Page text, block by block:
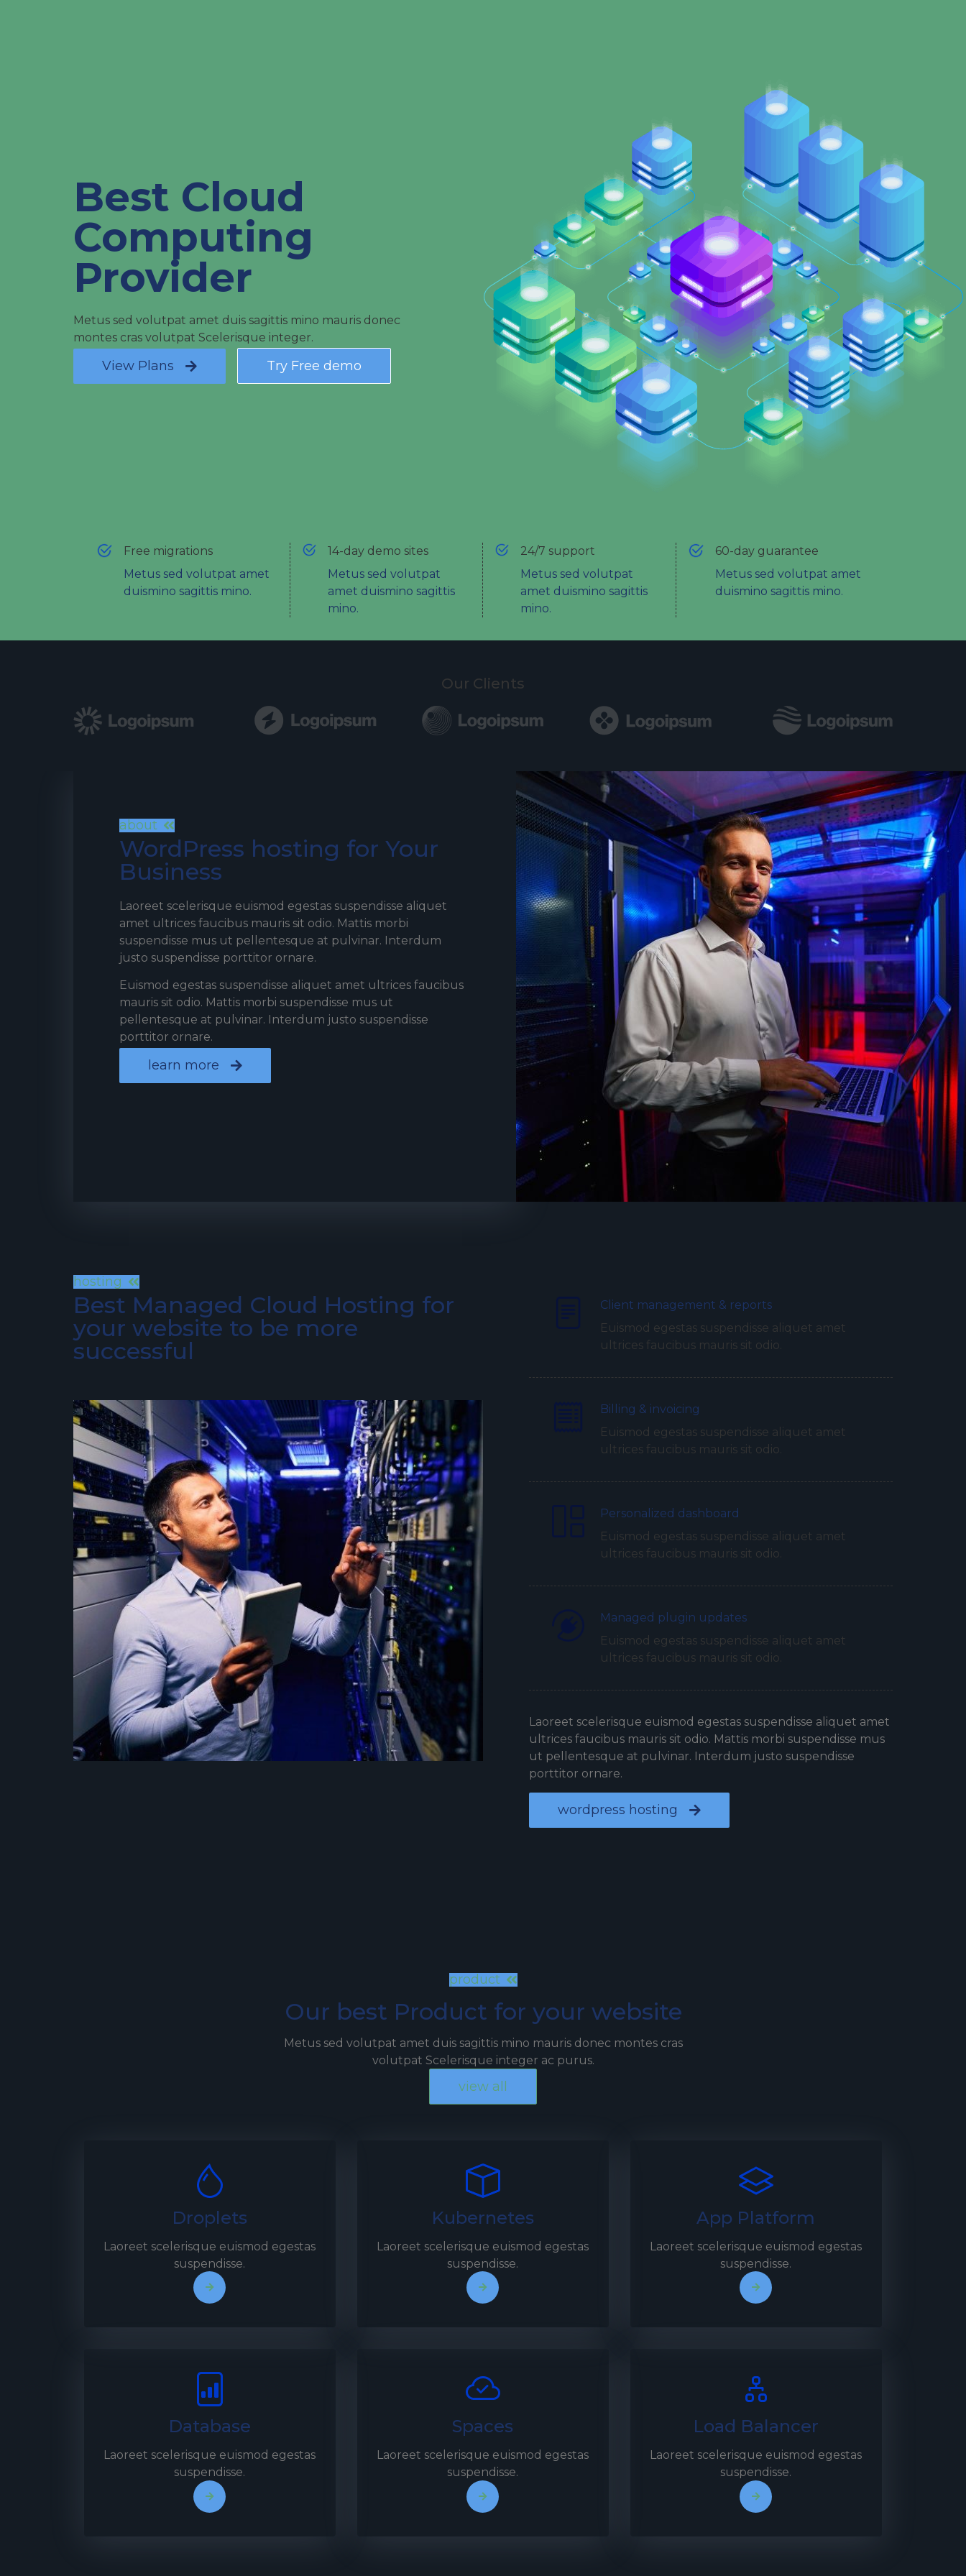
Best Cloud
Computing
Provider
Metus sed volutpat amet duis sagittis mino mauris donec
montes cras volutpat Scelerisque integer.
View Plans Try Free demo
Free migrations
Metus sed volutpat amet
duismino sagittis mino.
14-day demo sites
Metus sed volutpat
amet duismino sagittis
mino.
24/7 support
Metus sed volutpat
amet duismino sagittis
mino.
60-day guarantee
Metus sed volutpat amet
duismino sagittis mino.
Our Clients
about
WordPress hosting for Your
Business
Laoreet scelerisque euismod egestas suspendisse aliquet
amet ultrices faucibus mauris sit odio. Mattis morbi
suspendisse mus ut pellentesque at pulvinar. Interdum
justo suspendisse porttitor ornare.
Euismod egestas suspendisse aliquet amet ultrices faucibus
mauris sit odio. Mattis morbi suspendisse mus ut
pellentesque at pulvinar. Interdum justo suspendisse
porttitor ornare.
learn more
hosting
Best Managed Cloud Hosting for
your website to be more
successful
Client management & reports
Euismod egestas suspendisse aliquet amet
ultrices faucibus mauris sit odio.
Billing & invoicing
Euismod egestas suspendisse aliquet amet
ultrices faucibus mauris sit odio.
Personalized dashboard
Euismod egestas suspendisse aliquet amet
ultrices faucibus mauris sit odio.
Managed plugin updates
Euismod egestas suspendisse aliquet amet
ultrices faucibus mauris sit odio.
Laoreet scelerisque euismod egestas suspendisse aliquet amet
ultrices faucibus mauris sit odio. Mattis morbi suspendisse mus
ut pellentesque at pulvinar. Interdum justo suspendisse
porttitor ornare.
wordpress hosting
product
Our best Product for your website
Metus sed volutpat amet duis sagittis mino mauris donec montes cras
volutpat Scelerisque integer ac purus.
view all
Droplets
Laoreet scelerisque euismod egestas
suspendisse.
Kubernetes
Laoreet scelerisque euismod egestas
suspendisse.
App Platform
Laoreet scelerisque euismod egestas
suspendisse.
Database
Laoreet scelerisque euismod egestas
suspendisse.
Spaces
Laoreet scelerisque euismod egestas
suspendisse.
Load Balancer
Laoreet scelerisque euismod egestas
suspendisse.